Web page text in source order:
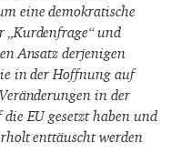
eine demokratische
„Kurdenfrage“ und
Ansatz derjenigen
in der Hoffnung auf
in der
EU gesetzt haben und
enttäuscht werden